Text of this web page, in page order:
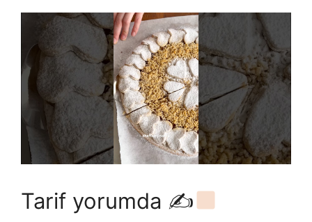
Tarif yorumda ✍